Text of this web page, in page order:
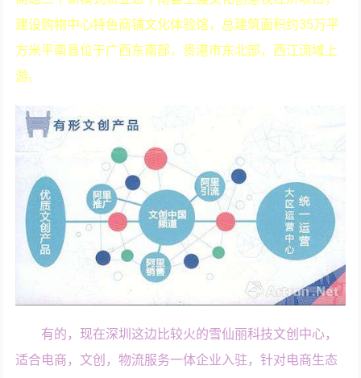
建设购物中心特色商铺文化体验馆，总建筑面积约35万平
方米平南县位于广西东南部，贵港市东北部，西江流域上
游。
有的，现在深圳这边比较火的雪仙丽科技文创中心，
适合电商，文创，物流服务一体企业入驻，针对电商生态